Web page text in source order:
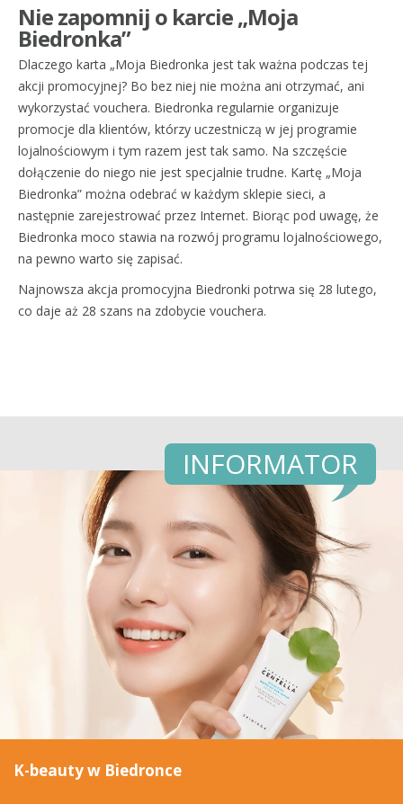
Nie zapomnij o karcie „Moja
Biedronka”
Dlaczego karta „Moja Biedronka jest tak ważna podczas tej
akcji promocyjnej? Bo bez niej nie można ani otrzymać, ani
wykorzystać vouchera. Biedronka regularnie organizuje
promocje dla klientów, którzy uczestniczą w jej programie
lojalnościowym i tym razem jest tak samo. Na szczęście
dołączenie do niego nie jest specjalnie trudne. Kartę „Moja
Biedronka” można odebrać w każdym sklepie sieci, a
następnie zarejestrować przez Internet. Biorąc pod uwagę, że
Biedronka moco stawia na rozwój programu lojalnościowego,
na pewno warto się zapisać.
Najnowsza akcja promocyjna Biedronki potrwa się 28 lutego,
co daje aż 28 szans na zdobycie vouchera.
INFORMATOR
K-beauty w Biedronce